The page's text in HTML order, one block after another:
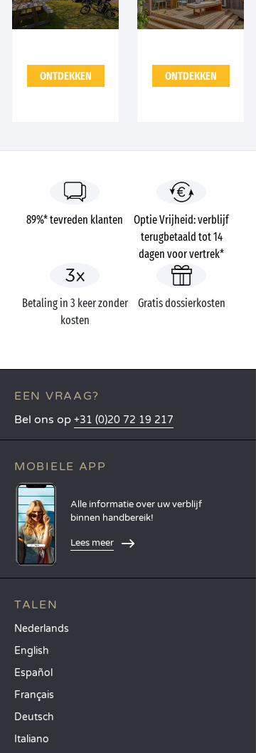
ONTDEKKEN ONTDEKKEN
89%* tevreden klanten
Optie Vrijheid: verblijf
terugbetaald tot 14
dagen voor vertrek*
Betaling in 3 keer zonder
kosten
Gratis dossierkosten
EEN VRAAG?
Bel ons op +31 (0)20 72 19 217
MOBIELE APP
Alle informatie over uw verblijf
binnen handbereik!
Lees meer
TALEN
Nederlands
English
Español
Français
Deutsch
Italiano